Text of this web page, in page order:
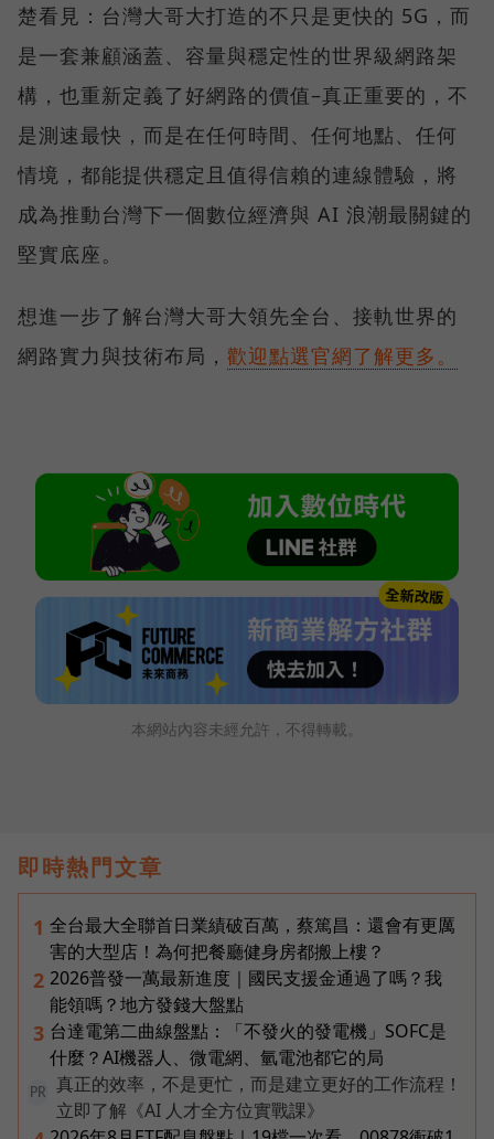
楚看見：台灣大哥大打造的不只是更快的 5G，而
是一套兼顧涵蓋、容量與穩定性的世界級網路架
構，也重新定義了好網路的價值–真正重要的，不
是測速最快，而是在任何時間、任何地點、任何
情境，都能提供穩定且值得信賴的連線體驗，將
成為推動台灣下一個數位經濟與 AI 浪潮最關鍵的
堅實底座。
想進一步了解台灣大哥大領先全台、接軌世界的
網路實力與技術布局， 歡迎點選官網了解更多。
本網站內容未經允許，不得轉載。
即時熱門文章
1 全台最大全聯首日業績破百萬，蔡篤昌：還會有更厲
害的大型店！為何把餐廳健身房都搬上樓？
2 2026普發一萬最新進度｜國民支援金通過了嗎？我
能領嗎？地方發錢大盤點
3 台達電第二曲線盤點：「不發火的發電機」SOFC是
什麼？AI機器人、微電網、氫電池都它的局
PR
真正的效率，不是更忙，而是建立更好的工作流程！
立即了解《AI 人才全方位實戰課》